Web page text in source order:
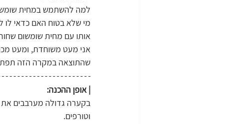
למה להשתמש במחית
מי שלא בטוח האם כדאי לו
אותו עם מחית שומשום
אני מעט משוחדת, ומעט
שהתוצאה במקרה הזה
| אופן ההכנה:
בקערה גדולה מערבבים
וטורפים.